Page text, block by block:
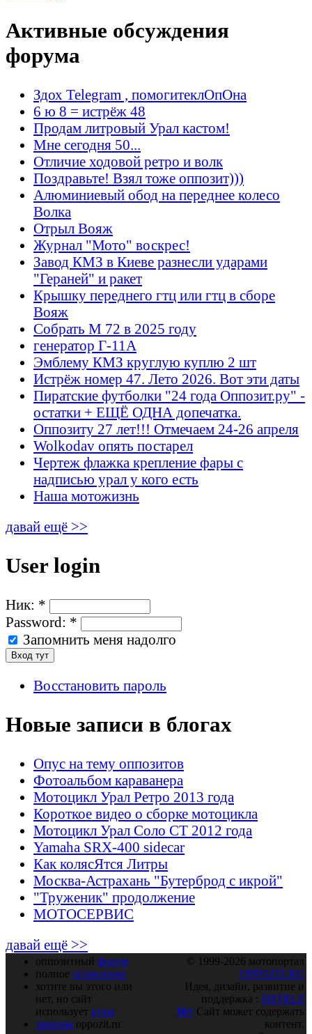
Активные обсуждения
форума
Здох Telegram , помогитеклОпОна
6 ю 8 = истрёж 48
Продам литровый Урал кастом!
Мне сегодня 50...
Отличие ходовой ретро и волк
Поздравьте! Взял тоже оппозит)))
Алюминиевый обод на переднее колесо
Волка
Отрыл Вояж
Журнал "Мото" воскрес!
Завод КМЗ в Киеве разнесли ударами
"Гераней" и ракет
Крышку переднего гтц или гтц в сборе
Вояж
Собрать М 72 в 2025 году
генератор Г-11А
Эмблему КМЗ круглую куплю 2 шт
Истрёж номер 47. Лето 2026. Вот эти даты
Пиратские футболки "24 года Оппозит.ру" -
остатки + ЕЩЁ ОДНА допечатка.
Оппозиту 27 лет!!! Отмечаем 24-26 апреля
Wolkodav опять постарел
Чертеж флажка крепление фары с
надписью урал у кого есть
Наша мотожизнь
давай ещё >>
User login
Ник: *
Password: *
Запомнить меня надолго
Восстановить пароль
Новые записи в блогах
Опус на тему оппозитов
Фотоальбом караванера
Мотоцикл Урал Ретро 2013 года
Короткое видео о сборке мотоцикла
Мотоцикл Урал Соло СТ 2012 года
Yamaha SRX-400 sidecar
Как колясЯтся Литры
Москва-Астрахань "Бутерброд с икрой"
"Труженик" продолжение
МОТОСЕРВИС
давай ещё >>
оппозитный форум
полное оглавление
хотите вы этого или
нет, но сайт
использует куки
закрома oppozit.ru
© 1999-2026 мотопортал
OPPOZIT.RU
Идея, дизайн, развитие и
поддержка : SHTRLZ
16+ Сайт может содержать
контент,